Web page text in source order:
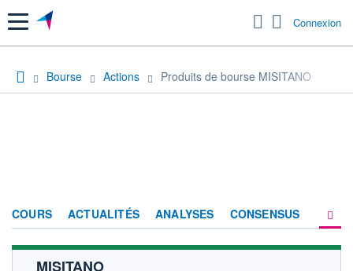
Menu Connexion
Bourse Actions Produits de bourse MISITANO
COURS ACTUALITÉS ANALYSES CONSENSUS
MISITANO